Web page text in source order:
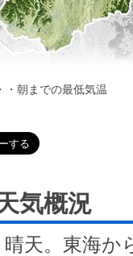
・朝までの最低気温
気概況
天。東海か